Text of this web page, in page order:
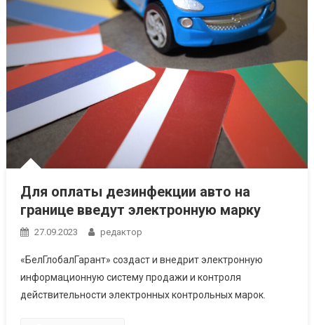
Для оплаты дезинфекции авто на
границе введут электронную марку
27.09.2023 редактор
«БелГлобалГарант» создаст и внедрит электронную
информационную систему продажи и контроля
действительности электронных контрольных марок.